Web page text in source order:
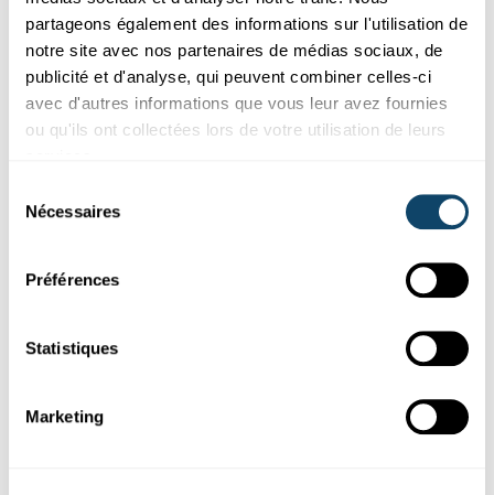
partageons également des informations sur l'utilisation de
notre site avec nos partenaires de médias sociaux, de
publicité et d'analyse, qui peuvent combiner celles-ci
avec d'autres informations que vous leur avez fournies
ou qu'ils ont collectées lors de votre utilisation de leurs
Nécessaires
Préférences
Statistiques
Marketing
EU CODE WEEK
nerds »
Nous sommes connectés à l'Internet 24 heures sur 24. Mais
pour la majorité d'entre nous, les dessous de ce trafic de
données restent néanmoins nébuleux. Ce n'est pas une fatalité.